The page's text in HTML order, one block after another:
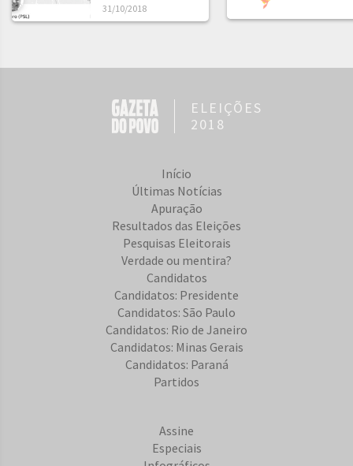
31/10/2018
ELEIÇÕES
2018
Início
Últimas Notícias
Apuração
Resultados das Eleições
Pesquisas Eleitorais
Verdade ou mentira?
Candidatos
Candidatos: Presidente
Candidatos: São Paulo
Candidatos: Rio de Janeiro
Candidatos: Minas Gerais
Candidatos: Paraná
Partidos
Assine
Especiais